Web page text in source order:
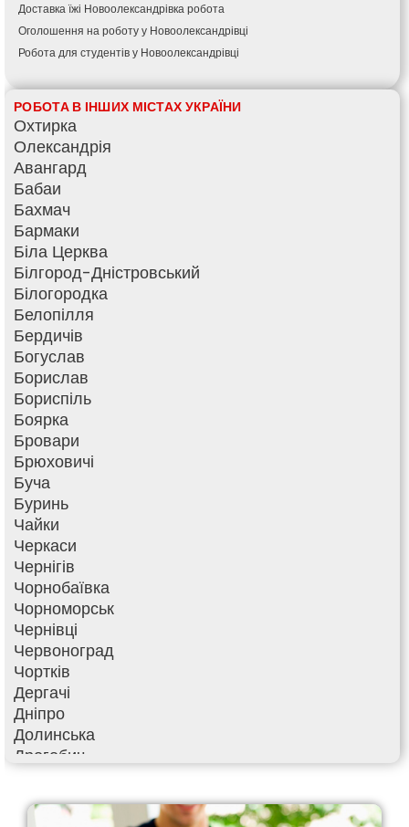
Доставка їжі Новоолександрівка робота
Оголошення на роботу у Новоолександрівці
Робота для студентів у Новоолександрівці
РОБОТА В ІНШИХ МІСТАХ УКРАЇНИ
Охтирка
Олександрія
Авангард
Бабаи
Бахмач
Бармаки
Біла Церква
Білгород-Дністровський
Білогородка
Белопілля
Бердичів
Богуслав
Борислав
Бориспіль
Боярка
Бровари
Брюховичі
Буча
Буринь
Чайки
Черкаси
Чернігів
Чорнобаївка
Чорноморськ
Чернівці
Червоноград
Чортків
Дергачі
Дніпро
Долинська
Дрогобич
Фонтанка